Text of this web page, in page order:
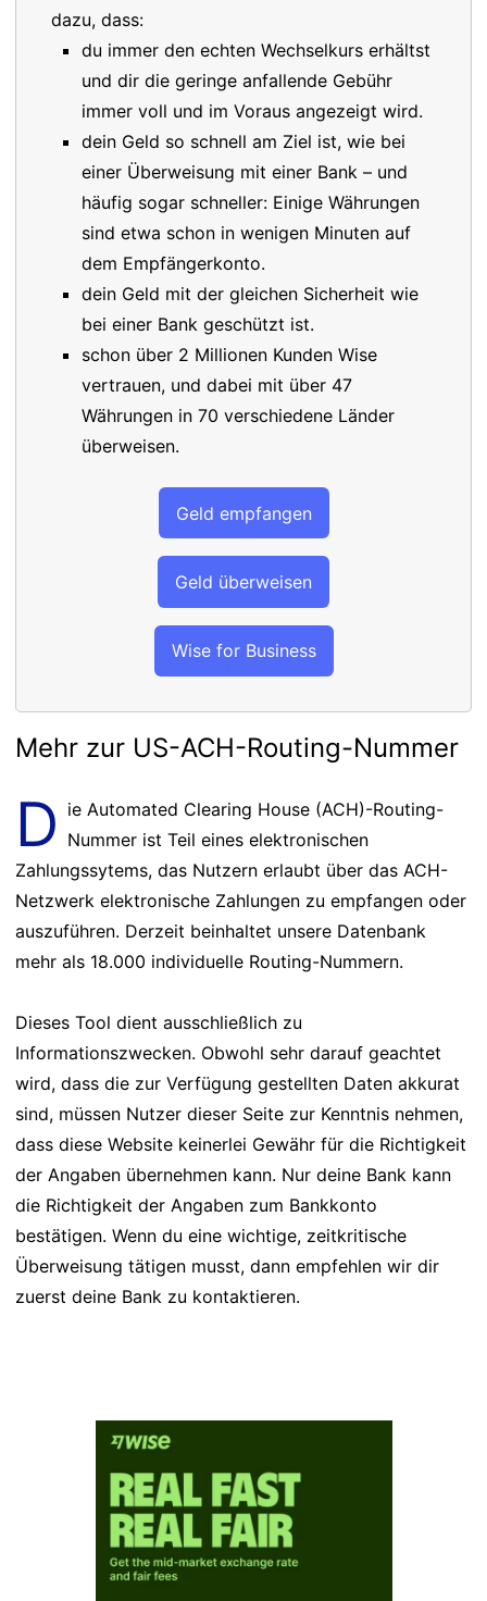
dazu, dass:
du immer den echten Wechselkurs erhältst
und dir die geringe anfallende Gebühr
immer voll und im Voraus angezeigt wird.
dein Geld so schnell am Ziel ist, wie bei
einer Überweisung mit einer Bank – und
häufig sogar schneller: Einige Währungen
sind etwa schon in wenigen Minuten auf
dem Empfängerkonto.
dein Geld mit der gleichen Sicherheit wie
bei einer Bank geschützt ist.
schon über 2 Millionen Kunden Wise
vertrauen, und dabei mit über 47
Währungen in 70 verschiedene Länder
überweisen.
Geld empfangen
Geld überweisen
Wise for Business
Mehr zur US-ACH-Routing-Nummer
D ie Automated Clearing House (ACH)-Routing-
Nummer ist Teil eines elektronischen
Zahlungssytems, das Nutzern erlaubt über das ACH-
Netzwerk elektronische Zahlungen zu empfangen oder
auszuführen. Derzeit beinhaltet unsere Datenbank
mehr als 18.000 individuelle Routing-Nummern.
Dieses Tool dient ausschließlich zu
Informationszwecken. Obwohl sehr darauf geachtet
wird, dass die zur Verfügung gestellten Daten akkurat
sind, müssen Nutzer dieser Seite zur Kenntnis nehmen,
dass diese Website keinerlei Gewähr für die Richtigkeit
der Angaben übernehmen kann. Nur deine Bank kann
die Richtigkeit der Angaben zum Bankkonto
bestätigen. Wenn du eine wichtige, zeitkritische
Überweisung tätigen musst, dann empfehlen wir dir
zuerst deine Bank zu kontaktieren.